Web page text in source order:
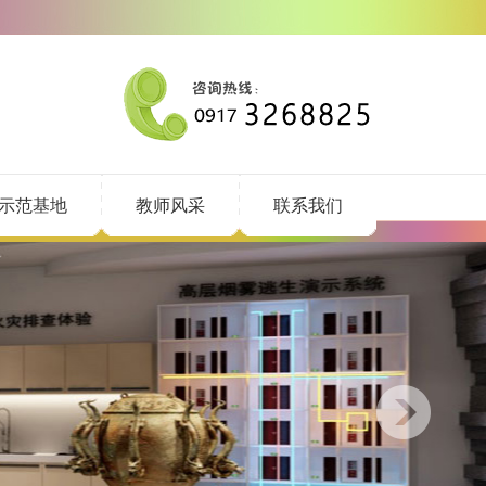
范基地 教师风采 联系我们